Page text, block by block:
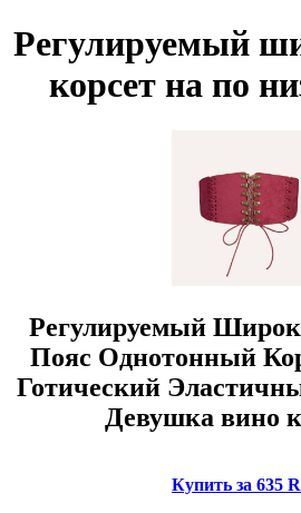
Регулируемый
корсет на по
Регулируемый
Пояс Однотонный
Готический
Девушка вино
Купить за 635